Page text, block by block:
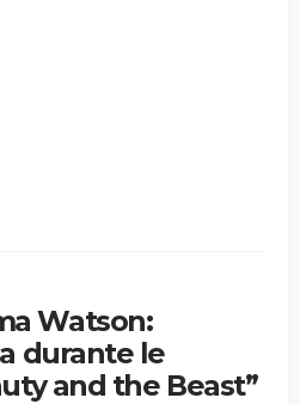
Watson:
durante le
and the Beast”